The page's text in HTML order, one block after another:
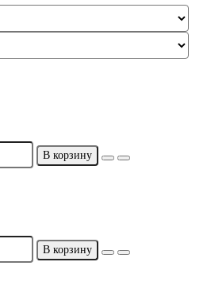
В корзину
В корзину